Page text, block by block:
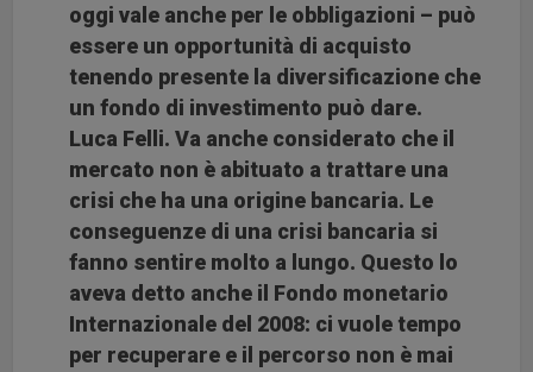
oggi vale anche per le obbligazioni – può
essere un opportunità di acquisto
tenendo presente la diversificazione che
un fondo di investimento può dare.
Luca Felli. Va anche considerato che il
mercato non è abituato a trattare una
crisi che ha una origine bancaria. Le
conseguenze di una crisi bancaria si
fanno sentire molto a lungo. Questo lo
aveva detto anche il Fondo monetario
Internazionale del 2008: ci vuole tempo
per recuperare e il percorso non è mai